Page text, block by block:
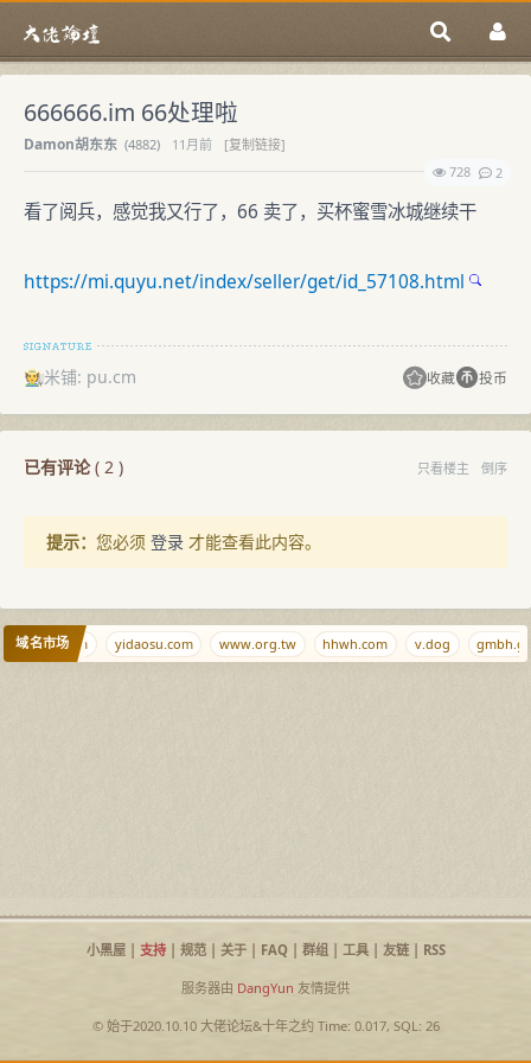
666666.im 66处理啦
Damon胡东东 (4882) 11月前
[复制链接]
728
2
看了阅兵，感觉我又行了，66 卖了，买杯蜜雪冰城继续干
https://mi.quyu.net/index/seller/get/id_57108.html
🧑‍🌾米铺: pu.cm 收藏 投币
已有评论( 2 ) 只看楼主 倒序
提示： 您必须 登录 才能查看此内容。
域名市场
diaozhui.com yidaosu.com www.org.tw hhwh.com v.dog
小黑屋| 支持| 规范| 关于| FAQ| 群组| 工具| 友链| RSS
服务器由 DangYun 友情提供
© 始于2020.10.10 大佬论坛&十年之约Time: 0.017, SQL: 26